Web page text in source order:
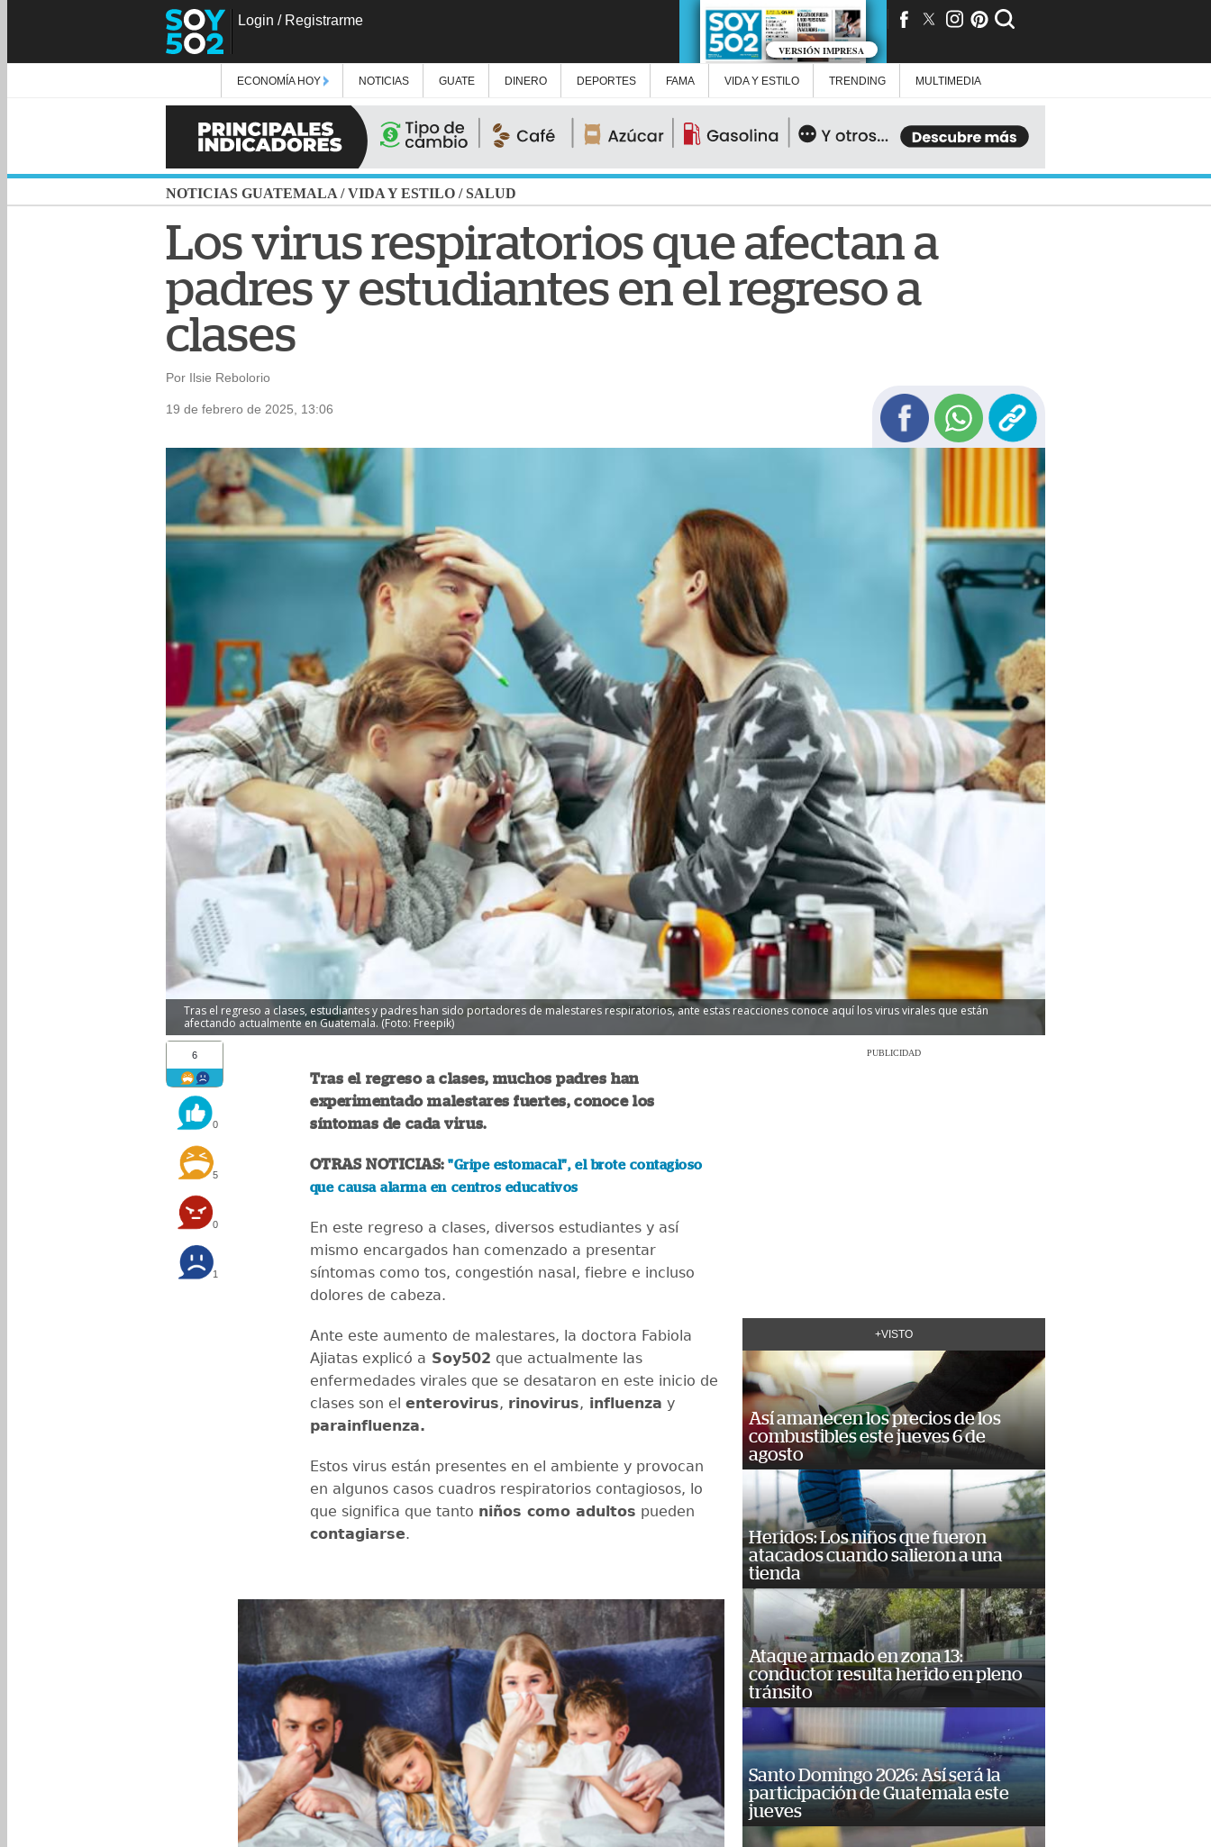
Login / Registrarme
VERSIÓN IMPRESA
ECONOMÍA HOY NOTICIAS GUATE DINERO DEPORTES FAMA VIDA Y ESTILO TRENDING MULTIMEDIA
NOTICIAS GUATEMALA /VIDA Y ESTILO /SALUD
Los virus respiratorios que afectan a
padres y estudiantes en el regreso a
clases
Por Ilsie Rebolorio
19 de febrero de 2025, 13:06
Tras el regreso a clases, estudiantes y padres han sido portadores de malestares respiratorios, ante estas reacciones conoce aquí los virus virales que están
afectando actualmente en Guatemala. (Foto: Freepik)
6
0
5
0
1
Tras el regreso a clases, muchos padres han
experimentado malestares fuertes, conoce los
síntomas de cada virus.
OTRAS NOTICIAS:"Gripe estomacal", el brote contagioso
que causa alarma en centros educativos
En este regreso a clases, diversos estudiantes y así
mismo encargados han comenzado a presentar
síntomas como tos, congestión nasal, fiebre e incluso
dolores de cabeza.
Ante este aumento de malestares, la doctora Fabiola
Ajiatas explicó a Soy502 que actualmente las
enfermedades virales que se desataron en este inicio de
clases son el enterovirus, rinovirus, influenza y
parainfluenza.
Estos virus están presentes en el ambiente y provocan
en algunos casos cuadros respiratorios contagiosos, lo
que significa que tanto niños como adultos pueden
contagiarse.
PUBLICIDAD
+VISTO
Así amanecen los precios de los
combustibles este jueves 6 de
agosto
Heridos: Los niños que fueron
atacados cuando salieron a una
tienda
Ataque armado en zona 13:
conductor resulta herido en pleno
tránsito
Santo Domingo 2026: Así será la
participación de Guatemala este
jueves